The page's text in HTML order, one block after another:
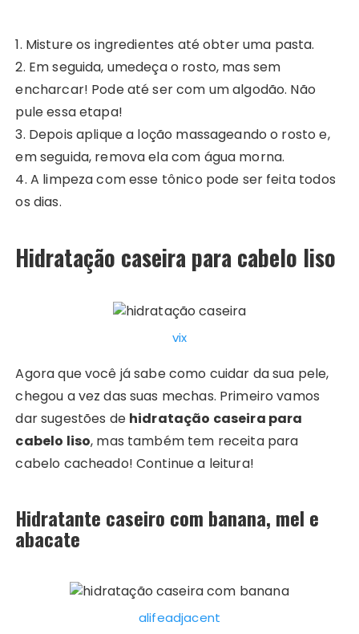
1. Misture os ingredientes até obter uma pasta.
2. Em seguida, umedeça o rosto, mas sem
encharcar! Pode até ser com um algodão. Não
pule essa etapa!
3. Depois aplique a loção massageando o rosto e,
em seguida, remova ela com água morna.
4. A limpeza com esse tônico pode ser feita todos
os dias.
Hidratação caseira para cabelo liso
vix
Agora que você já sabe como cuidar da sua pele,
chegou a vez das suas mechas. Primeiro vamos
dar sugestões de hidratação caseira para
cabelo liso, mas também tem receita para
cabelo cacheado! Continue a leitura!
Hidratante caseiro com banana, mel e
abacate
alifeadjacent